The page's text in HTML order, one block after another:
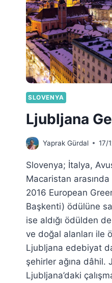
SLOVENYA
Ljubljana
Yaprak Gürdal 17/
Slovenya; İtalya,
Macaristan
2016 European
Başkenti) ödülüne
ise aldığı ödülden
ve doğal alanları ile
Ljubljana edebiyat
şehirler ağına dâhil.
Ljubljana’daki